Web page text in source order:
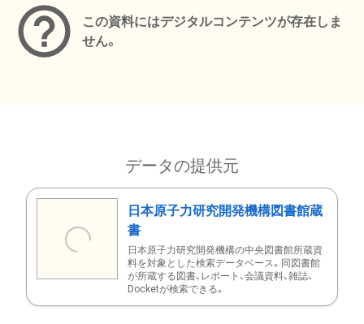
この資料にはデジタルコンテンツが存在しま
せん。
データの提供元
日本原子力研究開発機構図書館蔵
書
日本原子力研究開発機構の中央図書館所蔵資
料を対象とした検索データベース。同図書館
が所蔵する図書、レポート、会議資料、雑誌、
Docketが検索できる。